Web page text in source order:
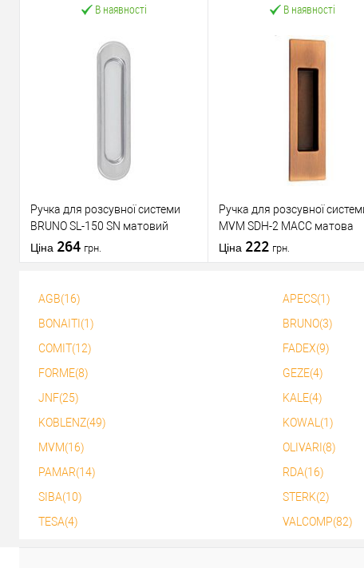
У кошик
Купити в 1 клік
В наявності
Ручка для розсувної системи
BRUNO SL-150 SN матовий
хром
Ціна 264 грн.
Купити в 1 клік
У обране
В наявності
Ручка для розсувної
MVM SDH-2 MACC матова
бронза
Ціна 222 грн.
У кошик
Купити в 1 клік
У обране
AGB(16) APECS(1)
BONAITI(1)
BRUNO(3)
COMIT(12)
FADEX(9)
FORME(8)
GEZE(4)
JNF(25)
KALE(4)
KOBLENZ(49)
KOWAL(1)
MVM(16)
OLIVARI(8)
PAMAR(14)
RDA(16)
SIBA(10)
STERK(2)
TESA(4)
VALCOMP(82)